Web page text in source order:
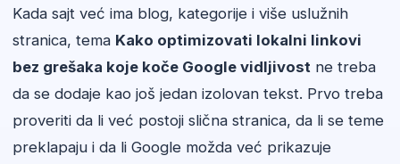
Kada sajt već ima blog, kategorije i više uslužnih
stranica, tema Kako optimizovati lokalni linkovi
bez grešaka koje koče Google vidljivost ne treba
da se dodaje kao još jedan izolovan tekst. Prvo treba
proveriti da li već postoji slična stranica, da li se teme
preklapaju i da li Google možda već prikazuje